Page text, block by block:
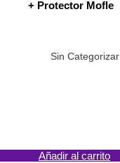
+ Protector Mofle
Sin Categorizar
Añadir al carrito